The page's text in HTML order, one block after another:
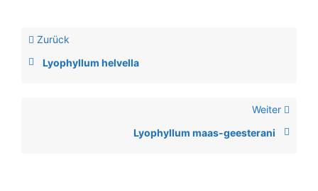
Zurück
Lyophyllum helvella
Weiter
Lyophyllum maas-geesterani